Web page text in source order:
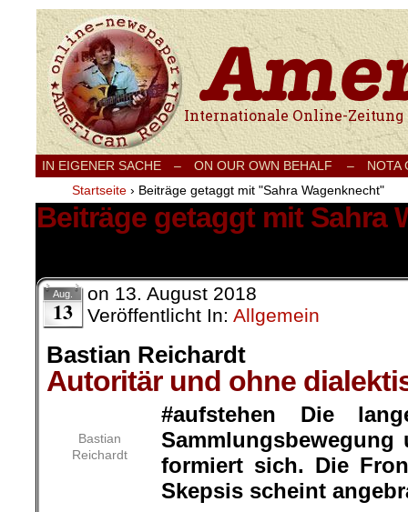
Internationale Onlinezeitung für Frieden,
IN EIGENER SACHE – ON OUR OWN BEHALF –
NOTA
Startseite › Beiträge getaggt mit "Sahra Wagenknecht"
Beiträge getaggt mit Sahra
Aug.
13
on 13. August 2018
Veröffentlicht In: Allgemein
Bastian Reichardt
Autoritär und ohne
Bastian
Reichardt
#aufstehen Die
Sammlungsbewegung
formiert sich. Die
Skepsis scheint